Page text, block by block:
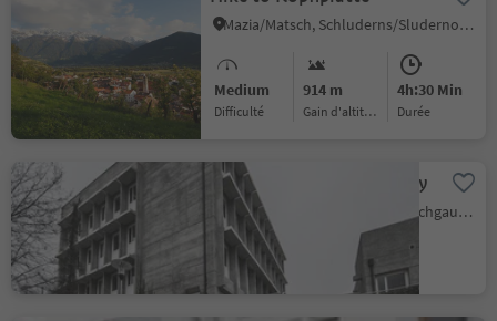
Mazia/Matsch, Schluderns/Sluderno, Vinschgau/Val Venosta
Medium
Difficulté
914 m
Gain d'altitude
4h:30 Min
durée
Malles Student Dormitory
Malles/Mals, Mals/Malles, Vinschgau/Val Venosta